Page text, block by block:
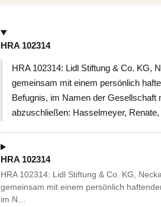
HRA 102314
HRA 102314: Lidl Stiftung & Co. KG,
gemeinsam mit einem persönlich
Befugnis, im Namen der
abzuschließen: Hasselmeyer,
HRA 102314
HRA 102314: Lidl Stiftung & Co. KG,
gemeinsam mit einem persönlich
im N…